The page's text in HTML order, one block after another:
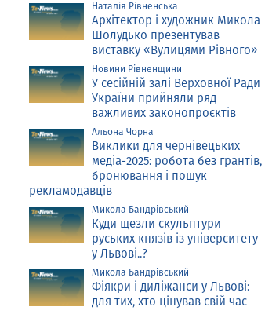
Наталія Рівненська
Архітектор і художник Микола
Шолудько презентував
виставку «Вулицями Рівного»
Новини Рівненщини
У сесійній залі Верховної Ради
України прийняли ряд
важливих законопроєктів
Альона Чорна
Виклики для чернівецьких
медіа-2025: робота без грантів,
бронювання і пошук
рекламодавців
Микола Бандрівський
Куди щезли скульптури
руських князів із університету
у Львові..?
Микола Бандрівський
Фіякри і диліжанси у Львові:
для тих, хто цінував свій час